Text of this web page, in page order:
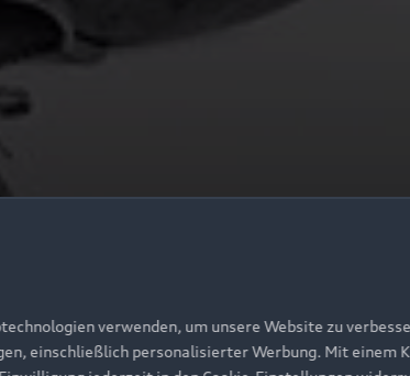
verwenden, um unsere Website zu
einschließlich personalisierter Werbung. Mit einem